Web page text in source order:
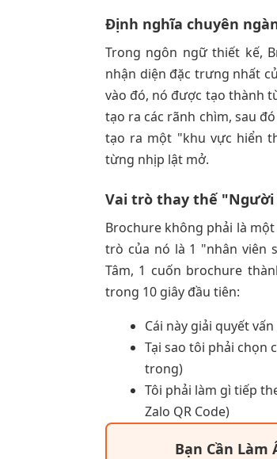
Định nghĩa chuyên
Trong ngôn ngữ thiết kế,
nhận diện đặc trưng nhất
vào đó, nó được tạo thành
tạo ra các rãnh chìm, sau
tạo ra một "khu vực hiển
từng nhịp lật mở.
Vai trò thay thế "Người
Brochure không phải là
trò của nó là 1 "nhân viên
Tâm, 1 cuốn brochure
trong 10 giây đầu tiên:
Cái này giải quyết
Tại sao tôi phải chọn
trong)
Tôi phải làm gì tiếp
Zalo QR Code)
Bạn Cần